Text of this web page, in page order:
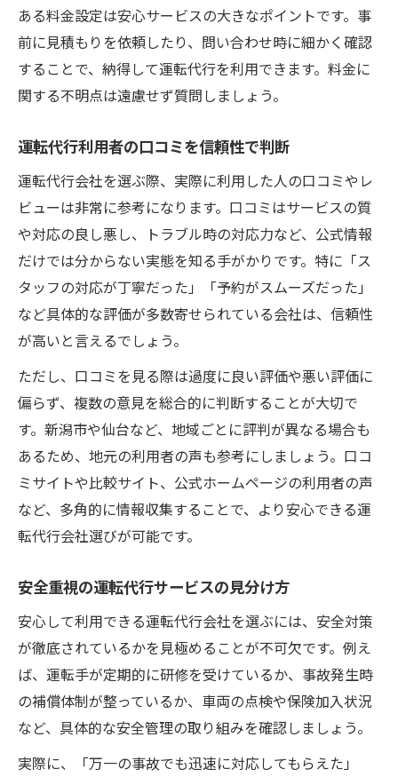
ある料金設定は安心サービスの大きなポイントです。事
前に見積もりを依頼したり、問い合わせ時に細かく確認
することで、納得して運転代行を利用できます。料金に
関する不明点は遠慮せず質問しましょう。
運転代行利用者の口コミを信頼性で判断
運転代行会社を選ぶ際、実際に利用した人の口コミやレ
ビューは非常に参考になります。口コミはサービスの質
や対応の良し悪し、トラブル時の対応力など、公式情報
だけでは分からない実態を知る手がかりです。特に「ス
タッフの対応が丁寧だった」「予約がスムーズだった」
など具体的な評価が多数寄せられている会社は、信頼性
が高いと言えるでしょう。
ただし、口コミを見る際は過度に良い評価や悪い評価に
偏らず、複数の意見を総合的に判断することが大切で
す。新潟市や仙台など、地域ごとに評判が異なる場合も
あるため、地元の利用者の声も参考にしましょう。口コ
ミサイトや比較サイト、公式ホームページの利用者の声
など、多角的に情報収集することで、より安心できる運
転代行会社選びが可能です。
安全重視の運転代行サービスの見分け方
安心して利用できる運転代行会社を選ぶには、安全対策
が徹底されているかを見極めることが不可欠です。例え
ば、運転手が定期的に研修を受けているか、事故発生時
の補償体制が整っているか、車両の点検や保険加入状況
など、具体的な安全管理の取り組みを確認しましょう。
実際に、「万一の事故でも迅速に対応してもらえた」